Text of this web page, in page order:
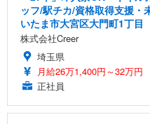
ッフ/駅チカ/資格取得支援・
いたま市大宮区大門町1丁目
株式会社Creer
埼玉県
月給26万1,400円～32万円
正社員